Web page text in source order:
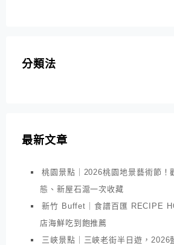
分類法
最新文章
桃園景點｜2026桃園地景藝術節！
態、新屋石滬一次收藏
新竹 Buffet｜食譜百匯 RECIPE
店海鮮吃到飽推薦
三峽景點｜三峽老街半日遊，2026